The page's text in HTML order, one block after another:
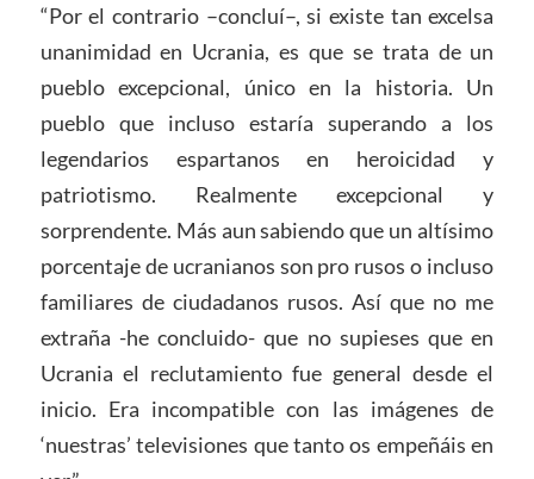
“Por el contrario –concluí–, si existe tan excelsa
unanimidad en Ucrania, es que se trata de un
pueblo excepcional, único en la historia. Un
pueblo que incluso estaría superando a los
legendarios espartanos en heroicidad y
patriotismo. Realmente excepcional y
sorprendente. Más aun sabiendo que un altísimo
porcentaje de ucranianos son pro rusos o incluso
familiares de ciudadanos rusos. Así que no me
extraña -he concluido- que no supieses que en
Ucrania el reclutamiento fue general desde el
inicio. Era incompatible con las imágenes de
‘nuestras’ televisiones que tanto os empeñáis en